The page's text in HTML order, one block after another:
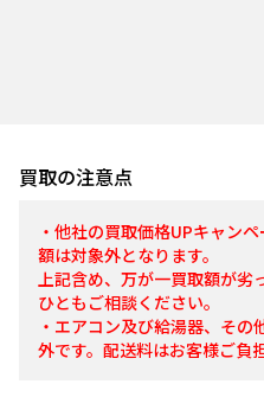
買取の注意点
・他社の買取価格UPキャン
額は対象外となります。
上記含め、万が一買取額が
ひともご相談ください。
・エアコン及び給湯器、そ
外です。配送料はお客様ご負